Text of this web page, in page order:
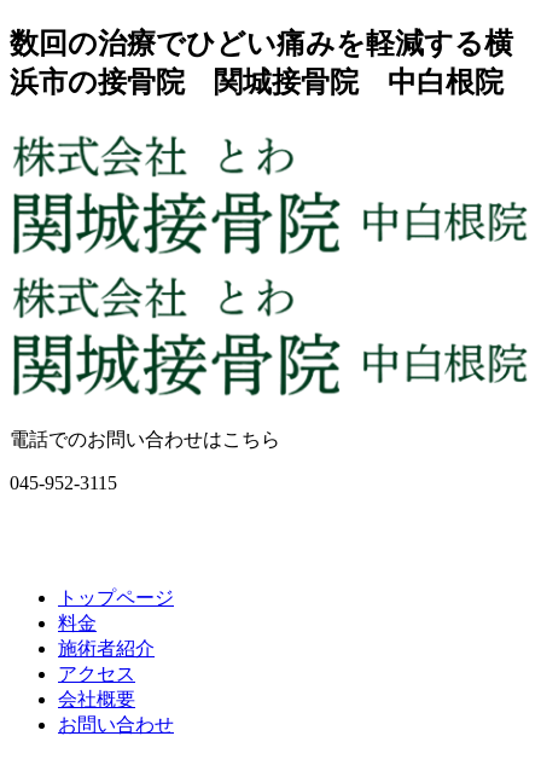
数回の治療でひどい痛みを軽減する横
浜市の接骨院 関城接骨院 中白根院
電話でのお問い合わせはこちら
045-952-3115
トップページ
料金
施術者紹介
アクセス
会社概要
お問い合わせ